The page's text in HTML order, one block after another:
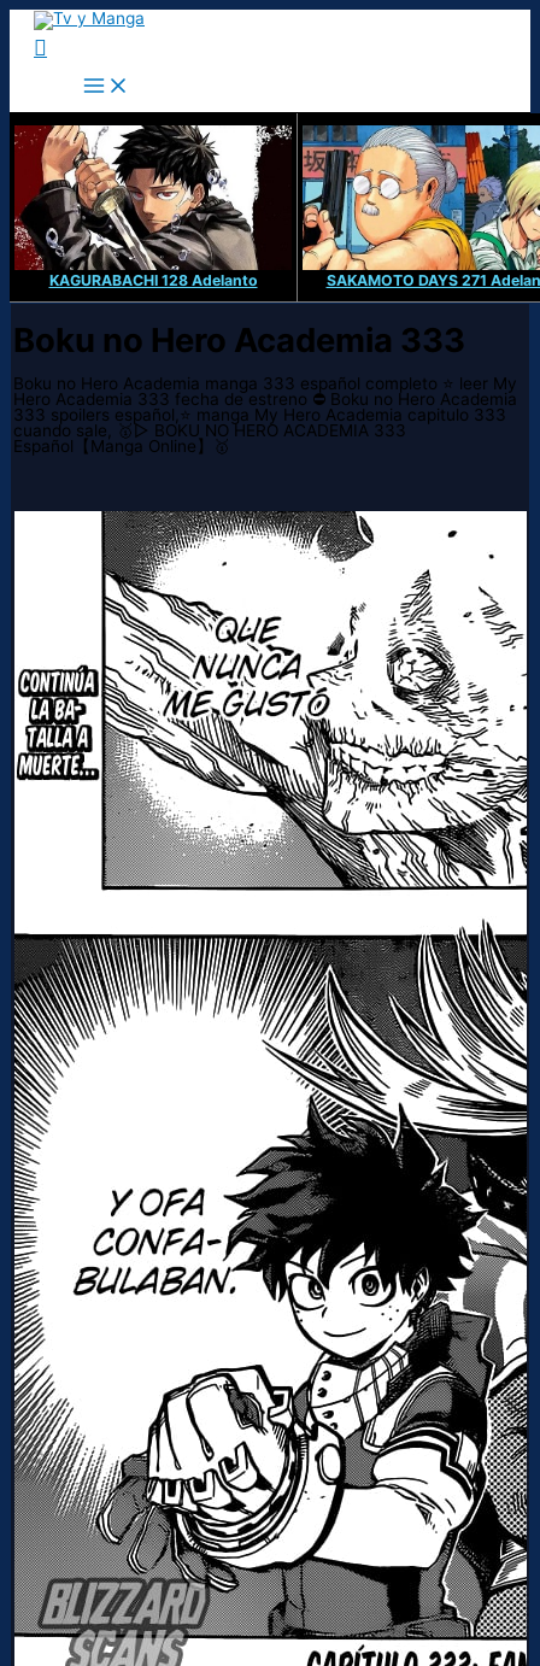
Ir
contenido
Buscar
KAGURABACHI 128 Adelanto SAKAMOTO DAYS 271
Boku no Hero Academia 333
Boku no Hero Academia manga 333 español completo ⭐ leer My
Hero Academia 333 fecha de estreno ⛔ Boku no Hero Academia
333 spoilers español,⭐ manga My Hero Academia capitulo 333
cuando sale, 🥇▷ BOKU NO HERO ACADEMIA 333
Español【Manga Online】🥇